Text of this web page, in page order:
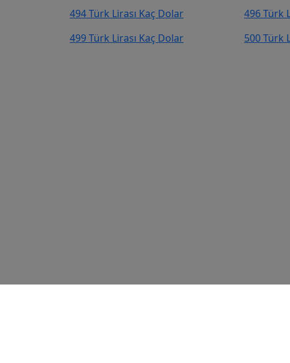
494 Türk Lirası Kaç Dolar
496 Türk
499 Türk Lirası Kaç Dolar
500 Türk